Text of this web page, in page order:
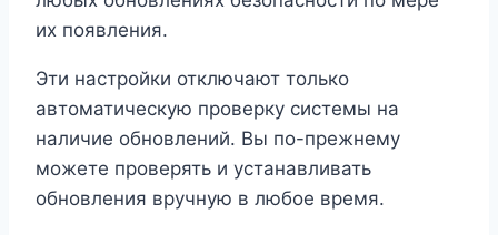
их появления.
Эти настройки отключают только
автоматическую проверку системы на
наличие обновлений. Вы по-прежнему
можете проверять и устанавливать
обновления вручную в любое время.